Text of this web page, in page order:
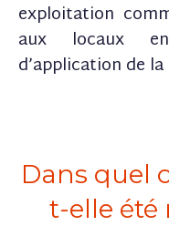
exploitation
aux locaux
d’application de la
Dans quel
t-elle été